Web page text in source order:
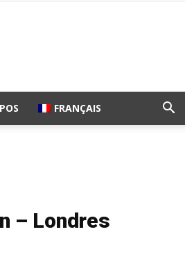
FRANÇAIS
– Londres